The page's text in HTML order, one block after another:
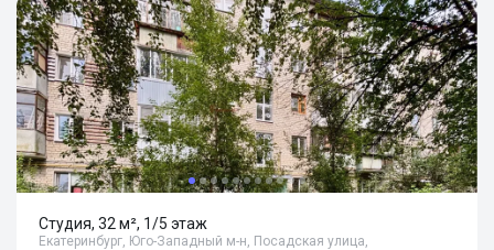
Студия, 32 м², 1/5 этаж
Екатеринбург, Юго-Западный м-н, Посадская улица,